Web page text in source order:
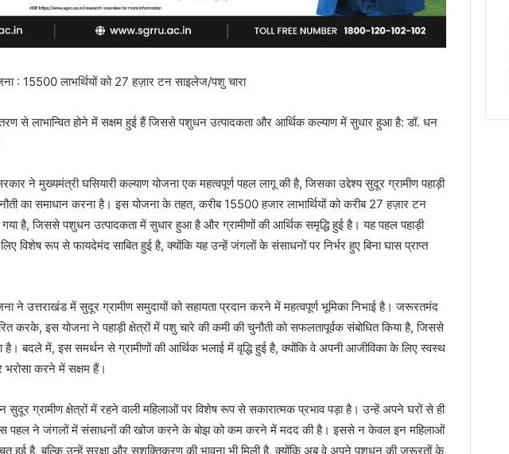
: 15500 लाभर्थियों को 27 हज़ार टन साइलेज/पशु चारा
से लाभान्वित होने में सक्षम हुई हैं जिससे पशुधन उत्पादकता और आर्थिक कल्याण में सुधार हुआ है: डॉ. धन
ने मुख्यमंत्री घसियारी कल्याण योजना एक महत्वपूर्ण पहल लागू की है, जिसका उद्देश्य सुदूर ग्रामीण पहाड़ी
का समाधान करना है। इस योजना के तहत, करीब 15500 हजार लाभार्थियों को करीब 27 हज़ार टन
गया है, जिससे पशुधन उत्पादकता में सुधार हुआ है और ग्रामीणों की आर्थिक समृद्धि हुई है। यह पहल पहाड़ी
विशेष रूप से फायदेमंद साबित हुई है, क्योंकि यह उन्हें जंगलों के संसाधनों पर निर्भर हुए बिना घास प्राप्त
ने उत्तराखंड में सुदूर ग्रामीण समुदायों को सहायता प्रदान करने में महत्वपूर्ण भूमिका निभाई है। जरूरतमंद
करके, इस योजना ने पहाड़ी क्षेत्रों में पशु चारे की कमी की चुनौती को सफलतापूर्वक संबोधित किया है, जिससे
बदले में, इस समर्थन से ग्रामीणों की आर्थिक भलाई में वृद्धि हुई है, क्योंकि वे अपनी आजीविका के लिए स्वस्थ
करने में सक्षम हैं।
ग्रामीण क्षेत्रों में रहने वाली महिलाओं पर विशेष रूप से सकारात्मक प्रभाव पड़ा है। उन्हें अपने घरों से ही
पहल ने जंगलों में संसाधनों की खोज करने के बोझ को कम करने में मदद की है। इससे न केवल इन महिलाओं
हुई है, बल्कि उन्हें सुरक्षा और सशक्तिकरण की भावना भी मिली है, क्योंकि अब वे अपने पशुधन की जरूरतों के